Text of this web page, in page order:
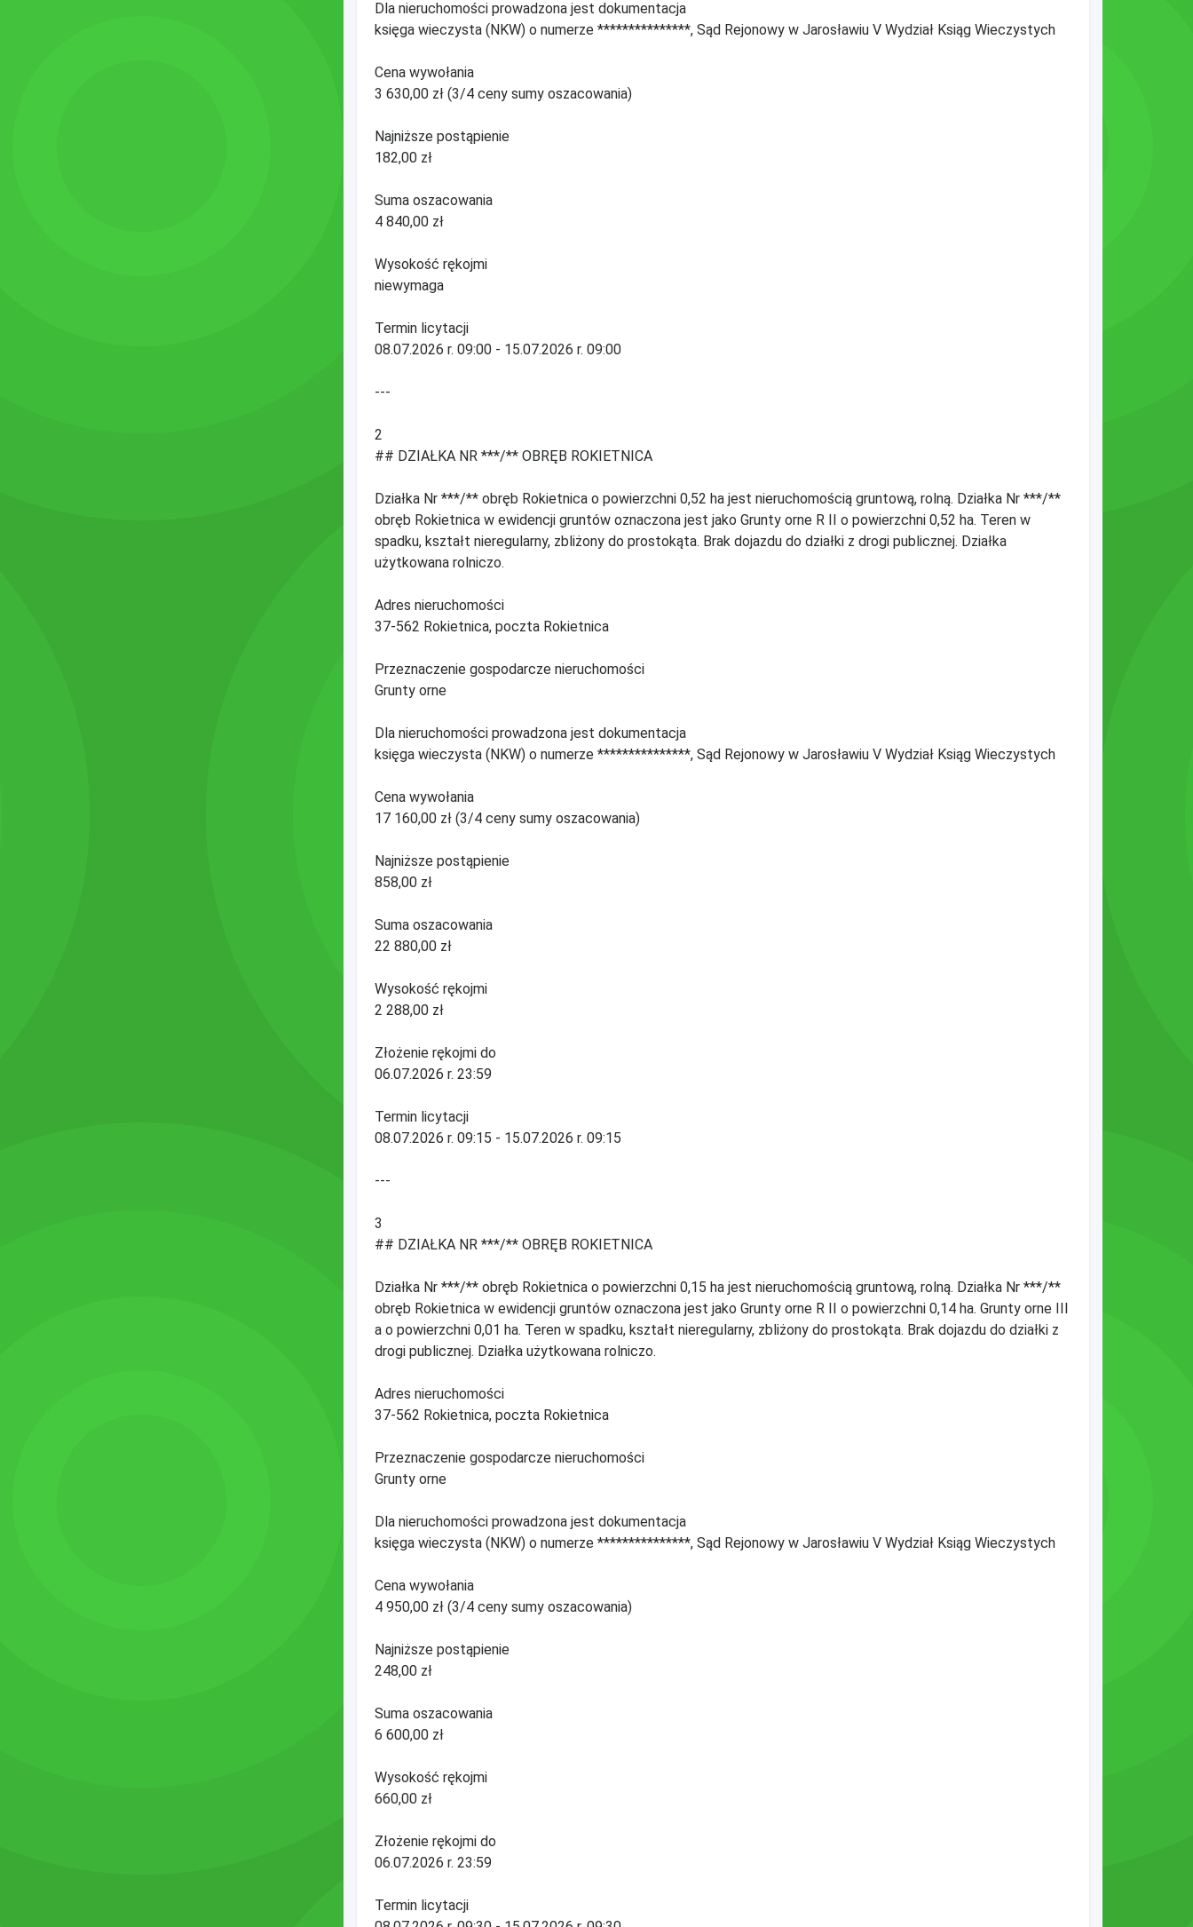
Dla nieruchomości prowadzona jest dokumentacja
księga wieczysta (NKW) o numerze ***************, Sąd Rejonowy w Jarosławiu V Wydział Ksiąg Wieczystych
Cena wywołania
3 630,00 zł (3/4 ceny sumy oszacowania)
Najniższe postąpienie
182,00 zł
Suma oszacowania
4 840,00 zł
Wysokość rękojmi
niewymaga
Termin licytacji
08.07.2026 r. 09:00 - 15.07.2026 r. 09:00
---
2
## DZIAŁKA NR ***/** OBRĘB ROKIETNICA
Działka Nr ***/** obręb Rokietnica o powierzchni 0,52 ha jest nieruchomością gruntową, rolną. Działka Nr ***/**
obręb Rokietnica w ewidencji gruntów oznaczona jest jako Grunty orne R II o powierzchni 0,52 ha. Teren w
spadku, kształt nieregularny, zbliżony do prostokąta. Brak dojazdu do działki z drogi publicznej. Działka
użytkowana rolniczo.
Adres nieruchomości
37-562 Rokietnica, poczta Rokietnica
Przeznaczenie gospodarcze nieruchomości
Grunty orne
Dla nieruchomości prowadzona jest dokumentacja
księga wieczysta (NKW) o numerze ***************, Sąd Rejonowy w Jarosławiu V Wydział Ksiąg Wieczystych
Cena wywołania
17 160,00 zł (3/4 ceny sumy oszacowania)
Najniższe postąpienie
858,00 zł
Suma oszacowania
22 880,00 zł
Wysokość rękojmi
2 288,00 zł
Złożenie rękojmi do
06.07.2026 r. 23:59
Termin licytacji
08.07.2026 r. 09:15 - 15.07.2026 r. 09:15
---
3
## DZIAŁKA NR ***/** OBRĘB ROKIETNICA
Działka Nr ***/** obręb Rokietnica o powierzchni 0,15 ha jest nieruchomością gruntową, rolną. Działka Nr ***/**
obręb Rokietnica w ewidencji gruntów oznaczona jest jako Grunty orne R II o powierzchni 0,14 ha. Grunty orne III
a o powierzchni 0,01 ha. Teren w spadku, kształt nieregularny, zbliżony do prostokąta. Brak dojazdu do działki z
drogi publicznej. Działka użytkowana rolniczo.
Adres nieruchomości
37-562 Rokietnica, poczta Rokietnica
Przeznaczenie gospodarcze nieruchomości
Grunty orne
Dla nieruchomości prowadzona jest dokumentacja
księga wieczysta (NKW) o numerze ***************, Sąd Rejonowy w Jarosławiu V Wydział Ksiąg Wieczystych
Cena wywołania
4 950,00 zł (3/4 ceny sumy oszacowania)
Najniższe postąpienie
248,00 zł
Suma oszacowania
6 600,00 zł
Wysokość rękojmi
660,00 zł
Złożenie rękojmi do
06.07.2026 r. 23:59
Termin licytacji